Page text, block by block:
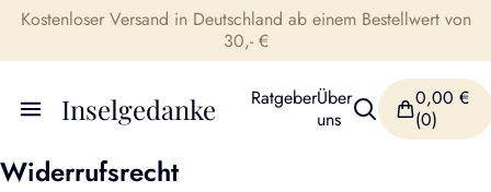
Kostenloser Versand in Deutschland ab einem Bestellwert von
30,- €
Inselgedanke RatgeberÜber
uns
0,00 €
(0)
Widerrufsrecht